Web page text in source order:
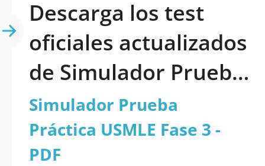
Descarga los test
oficiales actualizados
de Simulador Prueba
Práctica USMLE Fase
3 2026 en PDF
Simulador Prueba
Práctica USMLE Fase 3 -
PDF